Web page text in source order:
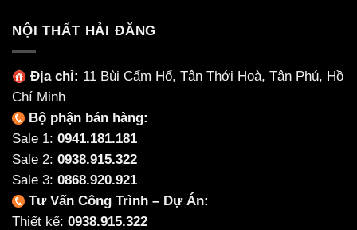
NỘI THẤT HẢI ĐĂNG
Địa chỉ: 11 Bùi Cẩm Hổ, Tân Thới Hoà, Tân Phú, Hồ
Chí Minh
Bộ phận bán hàng:
Sale 1: 0941.181.181
Sale 2: 0938.915.322
Sale 3: 0868.920.921
Tư Vấn Công Trình – Dự Án:
Thiết kế: 0938.915.322